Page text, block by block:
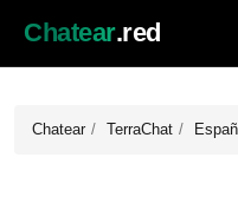
Chatear.red
Chatear TerraChat